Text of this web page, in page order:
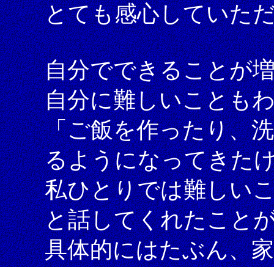
とても感心していた
自分でできることが
自分に難しいことも
「ご飯を作ったり、
るようになってきた
私ひとりでは難しい
と話してくれたこと
具体的にはたぶん、